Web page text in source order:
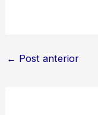
← Post anterior